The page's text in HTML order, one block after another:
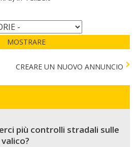
MOSTRARE
CREARE UN NUOVO ANNUNCIO
più controlli stradali sulle